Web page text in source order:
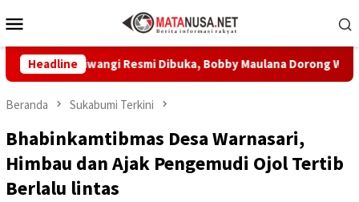
ke
Mobile
Headline
Siliwangi Resmi Dibuka, Bobby Maulana Dorong Wisata
Beranda Sukabumi Terkini
Bhabinkamtibmas Desa Warnasari,
Himbau dan Ajak Pengemudi Ojol Tertib
Berlalu lintas